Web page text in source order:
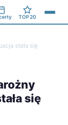
TOP 20
stała się
się